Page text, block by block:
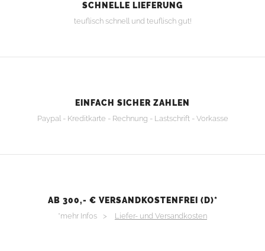
SCHNELLE LIEFERUNG
teuflisch schnell und teuflisch gut!
EINFACH SICHER ZAHLEN
Paypal - Kreditkarte - Rechnung - Lastschrift - Vorkasse
AB 300,- € VERSANDKOSTENFREI (D)*
*mehr Infos > Liefer- und Versandkosten